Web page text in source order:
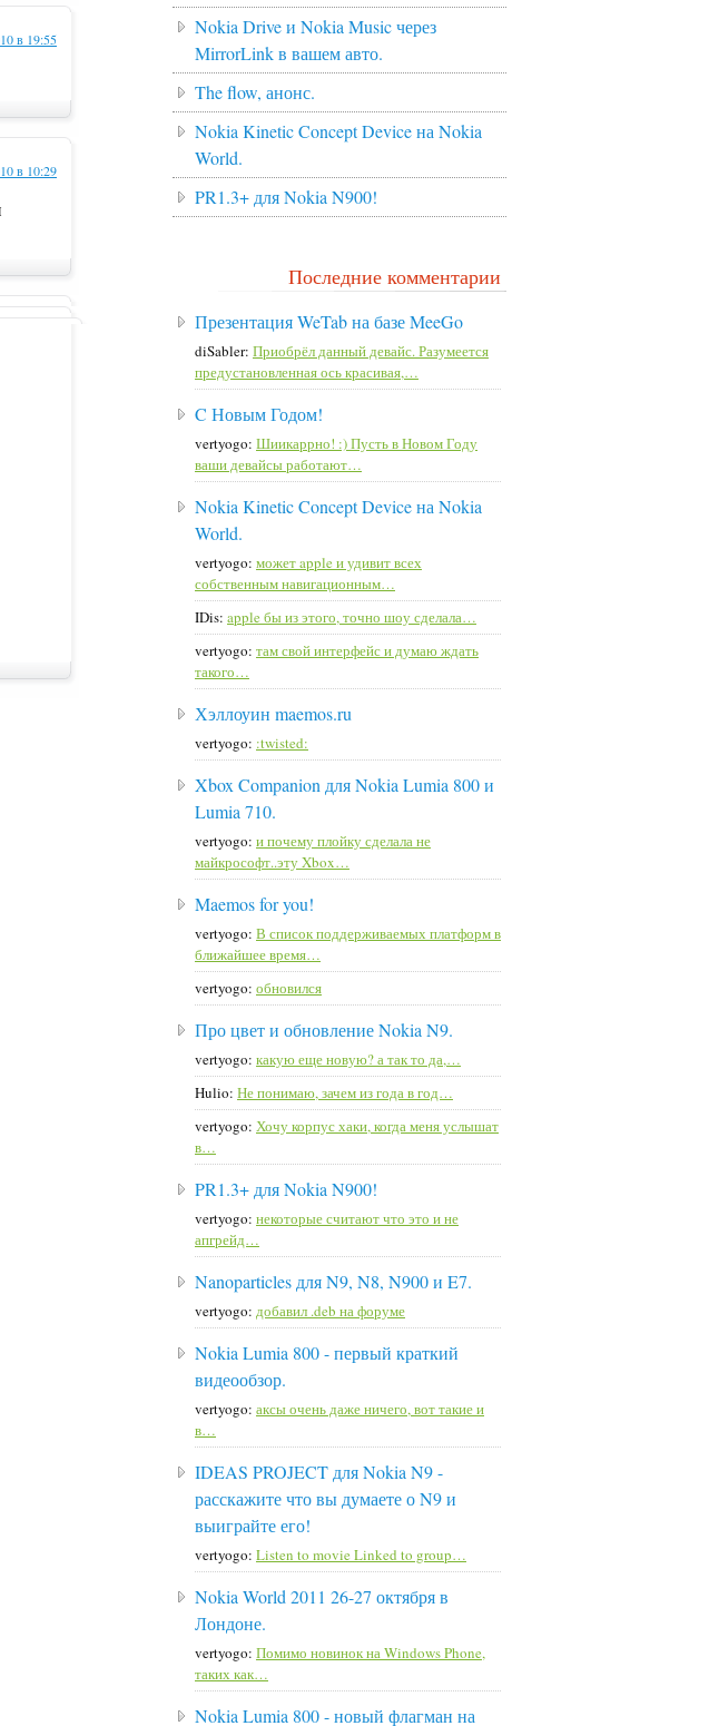
в 19:55
в 10:29
Nokia Drive и Nokia Music через
MirrorLink в вашем авто.
The flow, анонс.
Nokia Kinetic Concept Device на Nokia
World.
PR1.3+ для Nokia N900!
Последние комментарии
Презентация WeTab на базе MeeGo
diSabler: Приобрёл данный девайс. Разумеется
предустановленная ось красивая,…
C Новым Годом!
vertyogo: Шиикаррно! :) Пусть в Новом Году
ваши девайсы работают…
Nokia Kinetic Concept Device на Nokia
World.
vertyogo: может apple и удивит всех
собственным навигационным…
IDis: apple бы из этого, точно шоу сделала…
vertyogo: там свой интерфейс и думаю ждать
такого…
Хэллоуин maemos.ru
vertyogo: :twisted:
Xbox Companion для Nokia Lumia 800 и
Lumia 710.
vertyogo: и почему плойку сделала не
майкрософт..эту Xbox…
Maemos for you!
vertyogo: В список поддерживаемых платформ в
ближайшее время…
vertyogo: обновился
Про цвет и обновление Nokia N9.
vertyogo: какую еще новую? а так то да,…
Hulio: Не понимаю, зачем из года в год…
vertyogo: Хочу корпус хаки, когда меня услышат
в…
PR1.3+ для Nokia N900!
vertyogo: некоторые считают что это и не
апгрейд…
Nanoparticles для N9, N8, N900 и E7.
vertyogo: добавил .deb на форуме
Nokia Lumia 800 - первый краткий
видеообзор.
vertyogo: аксы очень даже ничего, вот такие и
в…
IDEAS PROJECT для Nokia N9 -
расскажите что вы думаете о N9 и
выиграйте его!
vertyogo: Listen to movie Linked to group…
Nokia World 2011 26-27 октября в
Лондоне.
vertyogo: Помимо новинок на Windows Phone,
таких как…
Nokia Lumia 800 - новый флагман на